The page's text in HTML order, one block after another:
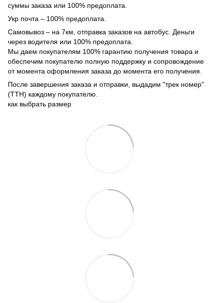
суммы заказа или 100% предоплата.
Укр почта – 100% предоплата.
Самовывоз – на 7км, отправка заказов на автобус. Деньги
через водителя или 100% предоплата.
Мы даем покупателям 100% гарантию получения товара и
обеспечим покупателю полную поддержку и сопровождение
от момента оформления заказа до момента его получения.
После завершения заказа и отправки, выдадим "трек номер"
(ТТН) каждому покупателю.
как выбрать размер